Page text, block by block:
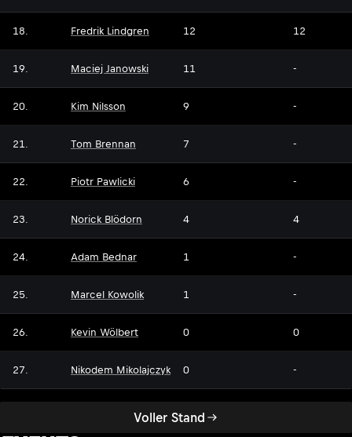
Voller Stand
18. Fredrik Lindgren 12 12
19. Maciej Janowski 11 -
20. Kim Nilsson 9 -
21. Tom Brennan 7 -
22. Piotr Pawlicki 6 -
23. Norick Blödorn 4 4
24. Adam Bednar 1 -
25. Marcel Kowolik 1 -
26. Kevin Wölbert 0 0
27. Nikodem Mikolajczyk 0 -